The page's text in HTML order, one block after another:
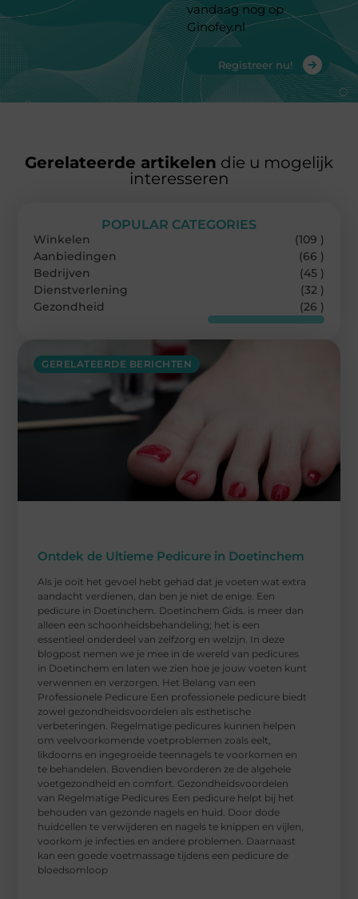
vandaag nog op
Ginofey.nl
Registreer nu!
Gerelateerde artikelen die u mogelijk
interesseren
GERELATEERDE BERICHTEN
Ontdek de Ultieme Pedicure in Doetinchem
Als je ooit het gevoel hebt gehad dat je voeten wat extra
aandacht verdienen, dan ben je niet de enige. Een
pedicure in Doetinchem. Doetinchem Gids. is meer dan
alleen een schoonheidsbehandeling; het is een
essentieel onderdeel van zelfzorg en welzijn. In deze
blogpost nemen we je mee in de wereld van pedicures
in Doetinchem en laten we zien hoe je jouw voeten kunt
verwennen en verzorgen. Het Belang van een
Professionele Pedicure Een professionele pedicure biedt
zowel gezondheidsvoordelen als esthetische
verbeteringen. Regelmatige pedicures kunnen helpen
om veelvoorkomende voetproblemen zoals eelt,
likdoorns en ingegroeide teennagels te voorkomen en
te behandelen. Bovendien bevorderen ze de algehele
voetgezondheid en comfort. Gezondheidsvoordelen
van Regelmatige Pedicures Een pedicure helpt bij het
behouden van gezonde nagels en huid. Door dode
huidcellen te verwijderen en nagels te knippen en vijlen,
voorkom je infecties en andere problemen. Daarnaast
kan een goede voetmassage tijdens een pedicure de
bloedsomloop
POPULAR CATEGORIES
Winkelen
(109 )
Aanbiedingen
(66 )
Bedrijven
(45 )
Dienstverlening
(32 )
Gezondheid
(26 )